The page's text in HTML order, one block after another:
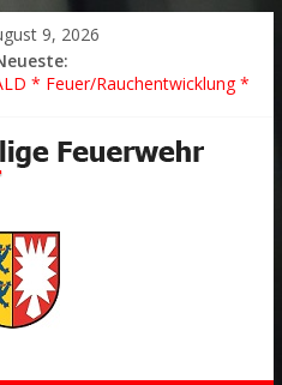
9, 2026
* Feuer/Rauchentwicklung *
*
Aufzug *
klemmt * Hingstheide
2026